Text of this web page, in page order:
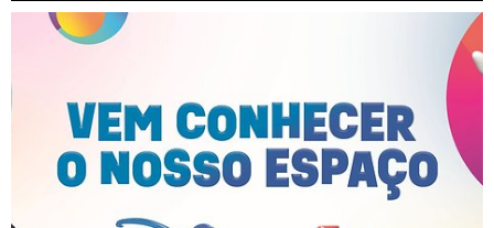
internacional em “Miraculous World: As Aventuras de
Ladybug em Tóquio, S...